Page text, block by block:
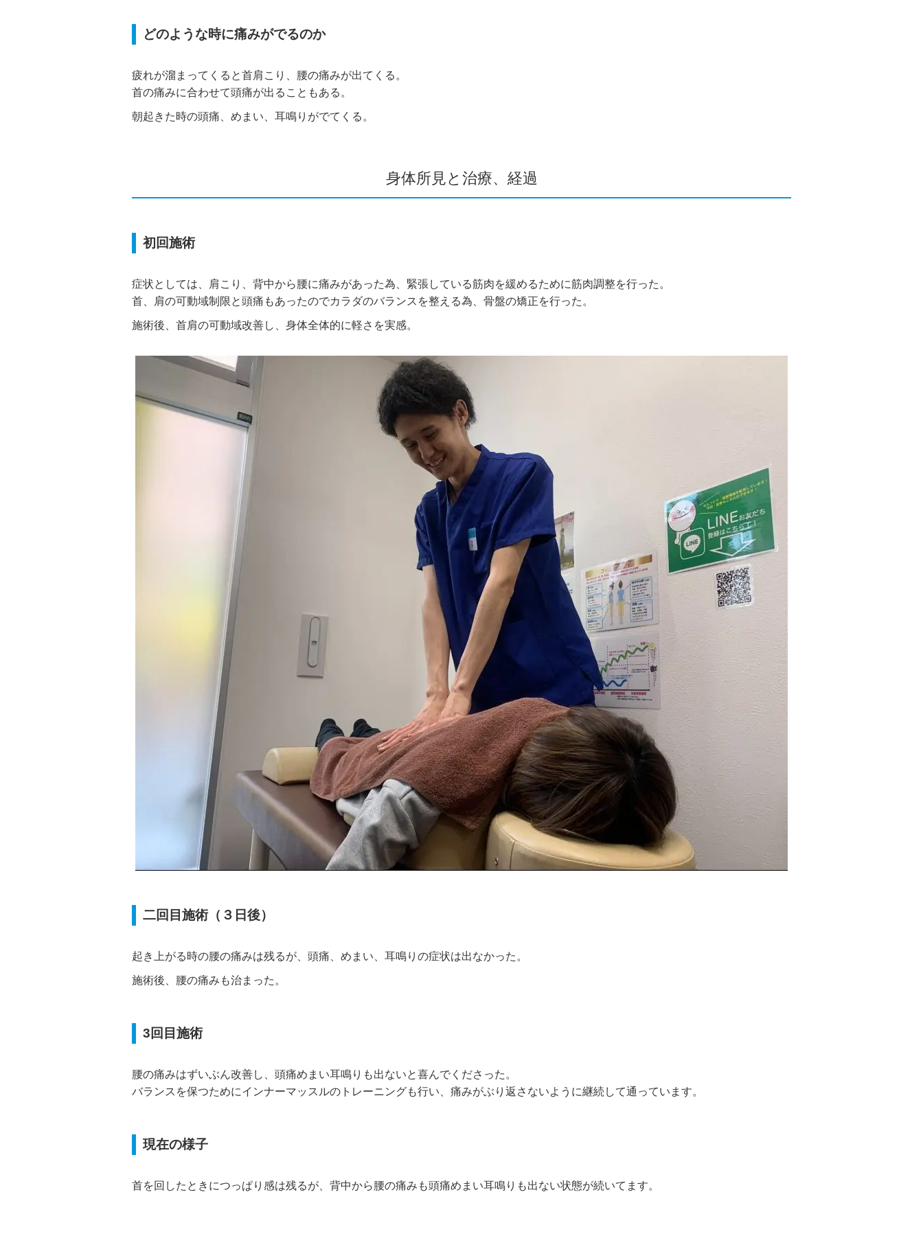
どのような時に痛みがでるのか
疲れが溜まってくると首肩こり、腰の痛みが出てくる。
首の痛みに合わせて頭痛が出ることもある。
朝起きた時の頭痛、めまい、耳鳴りがでてくる。
身体所見と治療、経過
初回施術
症状としては、肩こり、背中から腰に痛みがあった為、緊張している筋肉を緩めるために筋肉調整を行った。
首、肩の可動域制限と頭痛もあったのでカラダのバランスを整える為、骨盤の矯正を行った。
施術後、首肩の可動域改善し、身体全体的に軽さを実感。
二回目施術（３日後）
起き上がる時の腰の痛みは残るが、頭痛、めまい、耳鳴りの症状は出なかった。
施術後、腰の痛みも治まった。
3回目施術
腰の痛みはずいぶん改善し、頭痛めまい耳鳴りも出ないと喜んでくださった。
バランスを保つためにインナーマッスルのトレーニングも行い、痛みがぶり返さないように継続して通っています。
現在の様子
首を回したときにつっぱり感は残るが、背中から腰の痛みも頭痛めまい耳鳴りも出ない状態が続いてます。